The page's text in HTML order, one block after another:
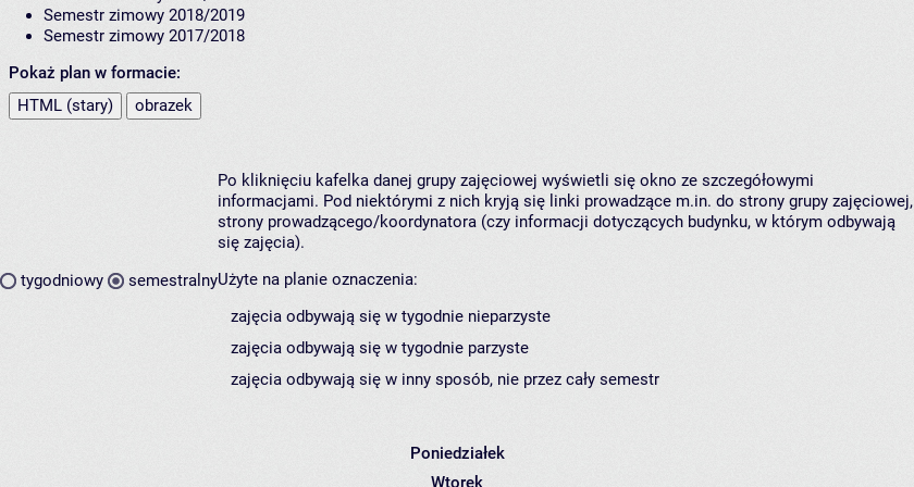
Semestr zimowy 2018/2019
Semestr zimowy 2017/2018
Pokaż plan w formacie:
HTML (stary)
obrazek
tygodniowy semestralny
Po kliknięciu kafelka danej grupy zajęciowej wyświetli się okno ze szczegółowymi
informacjami. Pod niektórymi z nich kryją się linki prowadzące m.in. do strony grupy zajęciowej,
strony prowadzącego/koordynatora (czy informacji dotyczących budynku, w którym odbywają
się zajęcia).
Użyte na planie oznaczenia:
zajęcia odbywają się w tygodnie nieparzyste
zajęcia odbywają się w tygodnie parzyste
zajęcia odbywają się w inny sposób, nie przez cały semestr
Poniedziałek
Wtorek